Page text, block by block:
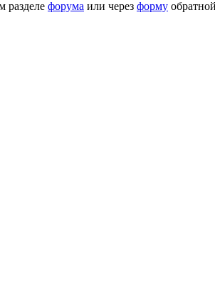
разделе форума или через форму